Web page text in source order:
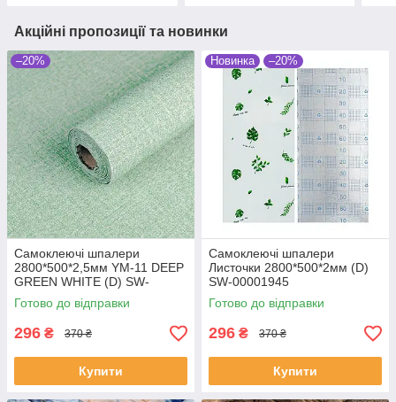
Акційні пропозиції та новинки
–20%
Самоклеючі шпалери
2800*500*2,5мм YM-11 DEEP
GREEN WHITE (D) SW-
00002019
Готово до відправки
296 ₴ 370 ₴
Купити
Новинка –20%
Самоклеючі шпалери
Листочки 2800*500*2мм (D)
SW-00001945
Готово до відправки
296 ₴ 370 ₴
Купити